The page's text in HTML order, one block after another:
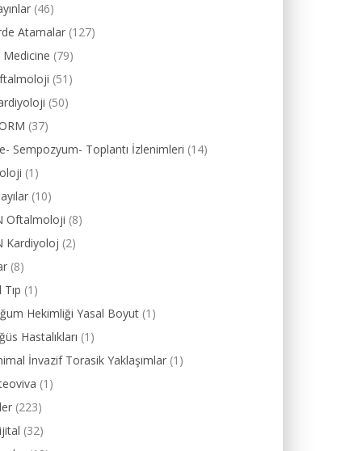
(46)
Atamalar (127)
(79)
(51)
(50)
(37)
Sempozyum- Toplantı İzlenimleri (14)
(1)
(10)
Oftalmoloji (8)
Kardiyoloj (2)
(8)
Tıp (1)
Hekimliği Yasal Boyut (1)
Hastalıkları (1)
İnvazif Torasik Yaklaşımlar (1)
(1)
(223)
(32)